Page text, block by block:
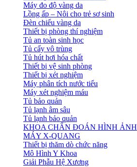
Máy đo độ vàng da
Lồng ấp – Nôi cho trẻ sơ sinh
Đèn chiếu vàng da
Thiết bị phòng thí nghiệm
Tủ an toàn sinh học
Tủ cấy vô trùng
Tủ hút hơi hóa chất
Thiết bị vệ sinh phòng
Thiết bị xét nghiệm
Máy phân tích nước tiểu
Máy xét nghiệm máu
Tủ bảo quản
Tủ lạnh âm sâu
Tủ lạnh bảo quản
KHOA CHẨN ĐOÁN HÌNH ẢNH
MÁY X-QUANG
Thiết bị thăm dò chức năng
Mô Hình Y Khoa
Giải Phẫu Hệ Xương